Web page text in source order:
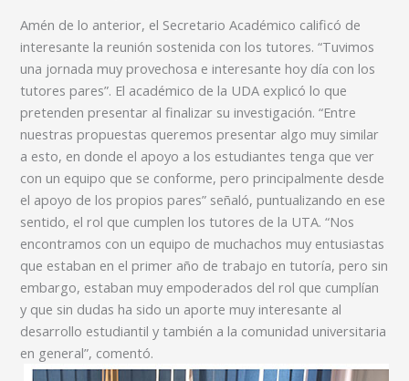
Amén de lo anterior, el Secretario Académico calificó de
interesante la reunión sostenida con los tutores. “Tuvimos
una jornada muy provechosa e interesante hoy día con los
tutores pares”. El académico de la UDA explicó lo que
pretenden presentar al finalizar su investigación. “Entre
nuestras propuestas queremos presentar algo muy similar
a esto, en donde el apoyo a los estudiantes tenga que ver
con un equipo que se conforme, pero principalmente desde
el apoyo de los propios pares” señaló, puntualizando en ese
sentido, el rol que cumplen los tutores de la UTA. “Nos
encontramos con un equipo de muchachos muy entusiastas
que estaban en el primer año de trabajo en tutoría, pero sin
embargo, estaban muy empoderados del rol que cumplían
y que sin dudas ha sido un aporte muy interesante al
desarrollo estudiantil y también a la comunidad universitaria
en general”, comentó.